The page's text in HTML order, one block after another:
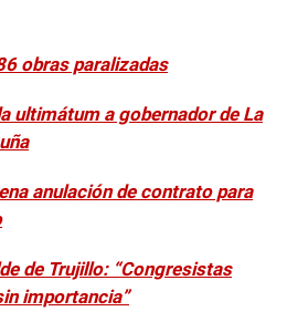
obras paralizadas
ultimátum a gobernador de La
anulación de contrato para
de Trujillo: “Congresistas
importancia”